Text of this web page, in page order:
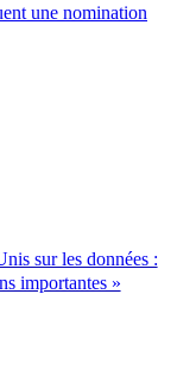
une nomination
sur les données :
importantes »